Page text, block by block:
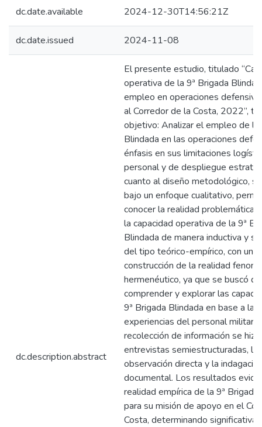
dc.date.available 2024-12-30T14:56:21Z
dc.date.issued 2024-11-08
dc.description.abstract
El presente estudio, titulado
operativa de la 9ª Brigada
empleo en operaciones
al Corredor de la Costa, 2022”,
objetivo: Analizar el empleo de la
Blindada en las operaciones
énfasis en sus limitaciones
personal y de despliegue
cuanto al diseño metodológico,
bajo un enfoque cualitativo,
conocer la realidad problemática
la capacidad operativa de la 9ª
Blindada de manera inductiva y
del tipo teórico-empírico, con un
construcción de la realidad
hermenéutico, ya que se buscó
comprender y explorar las
9ª Brigada Blindada en base a las
experiencias del personal militar.
recolección de información se
entrevistas semiestructuradas, la
observación directa y la
documental. Los resultados
realidad empírica de la 9ª Brigada
para su misión de apoyo en el
Costa, determinando significativas